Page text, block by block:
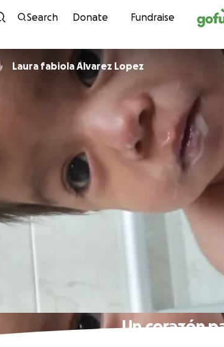
Skip to
Search Donate Fundraise
Laura fabiola Alvarez Lopez
Un corazón